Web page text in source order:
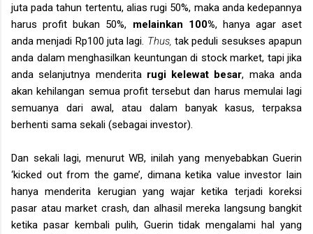
juta pada tahun tertentu, alias rugi 50%, maka anda kedepannya
harus profit bukan 50%, melainkan 100%, hanya agar aset
anda menjadi Rp100 juta lagi. Thus, tak peduli sesukses apapun
anda dalam menghasilkan keuntungan di stock market, tapi jika
anda selanjutnya menderita rugi kelewat besar, maka anda
akan kehilangan semua profit tersebut dan harus memulai lagi
semuanya dari awal, atau dalam banyak kasus, terpaksa
berhenti sama sekali (sebagai investor).
Dan sekali lagi, menurut WB, inilah yang menyebabkan Guerin
‘kicked out from the game’, dimana ketika value investor lain
hanya menderita kerugian yang wajar ketika terjadi koreksi
pasar atau market crash, dan alhasil mereka langsung bangkit
ketika pasar kembali pulih, Guerin tidak mengalami hal yang